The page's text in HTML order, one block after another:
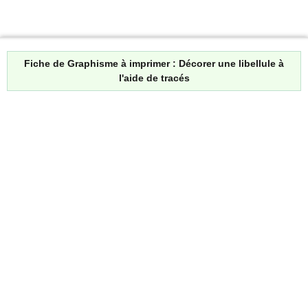
Fiche de Graphisme à imprimer : Décorer une libellule à
l'aide de tracés